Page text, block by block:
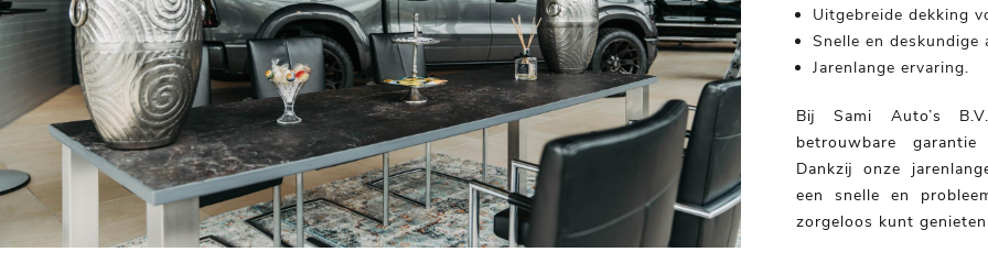
Uitgebreide dekking
Snelle en deskundige
Jarenlange ervaring.
Bij Sami Auto’s
betrouwbare
Dankzij onze
een snelle en
zorgeloos kunt